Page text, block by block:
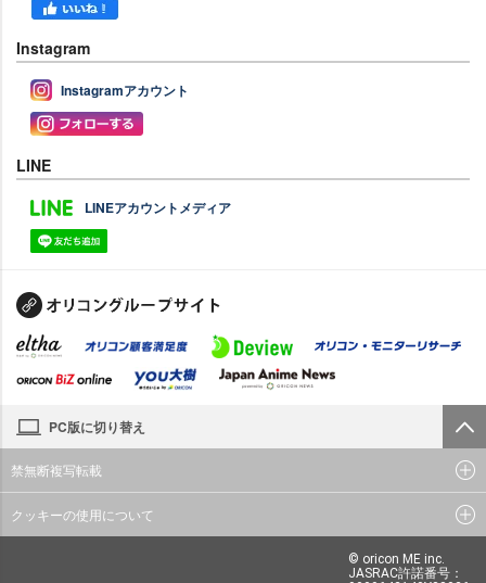
Instagram
Instagramアカウント
LINE
LINEアカウントメディア
PC版に切り替え
禁無断複写転載
クッキーの使用について
© oricon ME inc.
JASRAC許諾番号：